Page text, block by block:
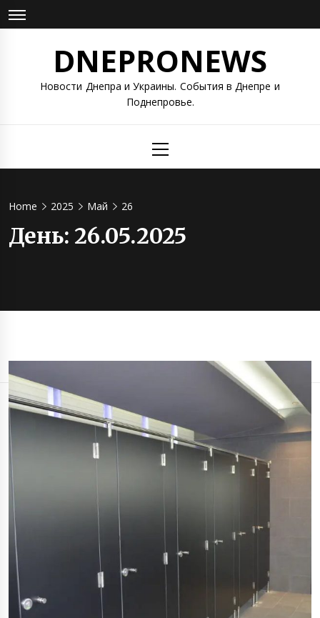
Skip
to
DNEPRONEWS
Новости Днепра и Украины. События в Днепре и
Поднепровье.
Menu
Home 2025 Май 26
День: 26.05.2025